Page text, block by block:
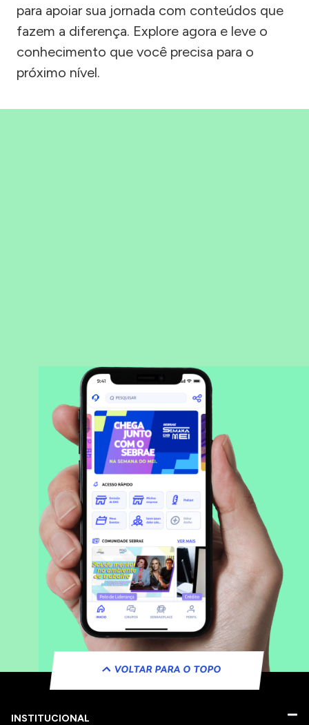
para apoiar sua jornada com conteúdos que
fazem a diferença. Explore agora e leve o
conhecimento que você precisa para o
próximo nível.
VOLTAR PARA O TOPO
INSTITUCIONAL